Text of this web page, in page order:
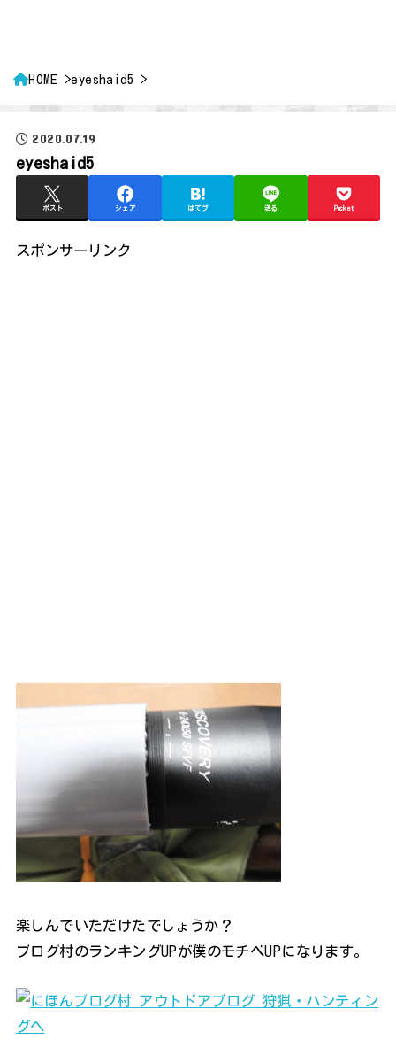
HOME eyeshaid5
2020.07.19
eyeshaid5
ポスト シェア はてブ 送る Pocket
スポンサーリンク
楽しんでいただけたでしょうか？
ブログ村のランキングUPが僕のモチベUPになります。